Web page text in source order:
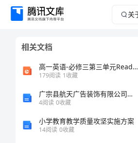
关
相关文档
高一英语-必修三第三单元Reading-and-Thinking课件
179阅读 1收藏
广宗县航天广告装饰有限公司介绍企业发展分析报告
4阅读 0收藏
小学教育教学质量攻坚实施方案
14阅读 0收藏